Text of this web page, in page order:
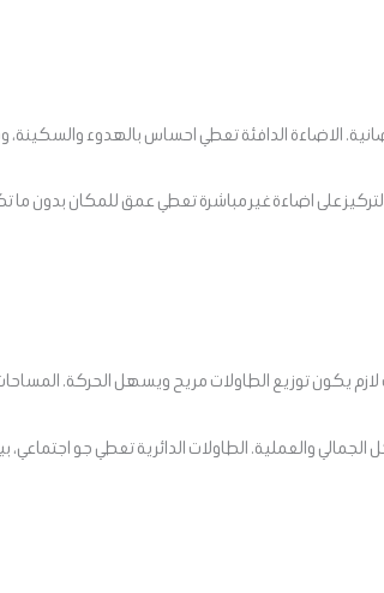
الاضاءة الدافئة تعطي احساس بالهدوء
على اضاءة غير مباشرة تعطي عمق للمكان بدون ما
لازم يكون توزيع الطاولات مريح ويسهل الحركة.
الجمالي والعملية. الطاولات الدائرية تعطي جو